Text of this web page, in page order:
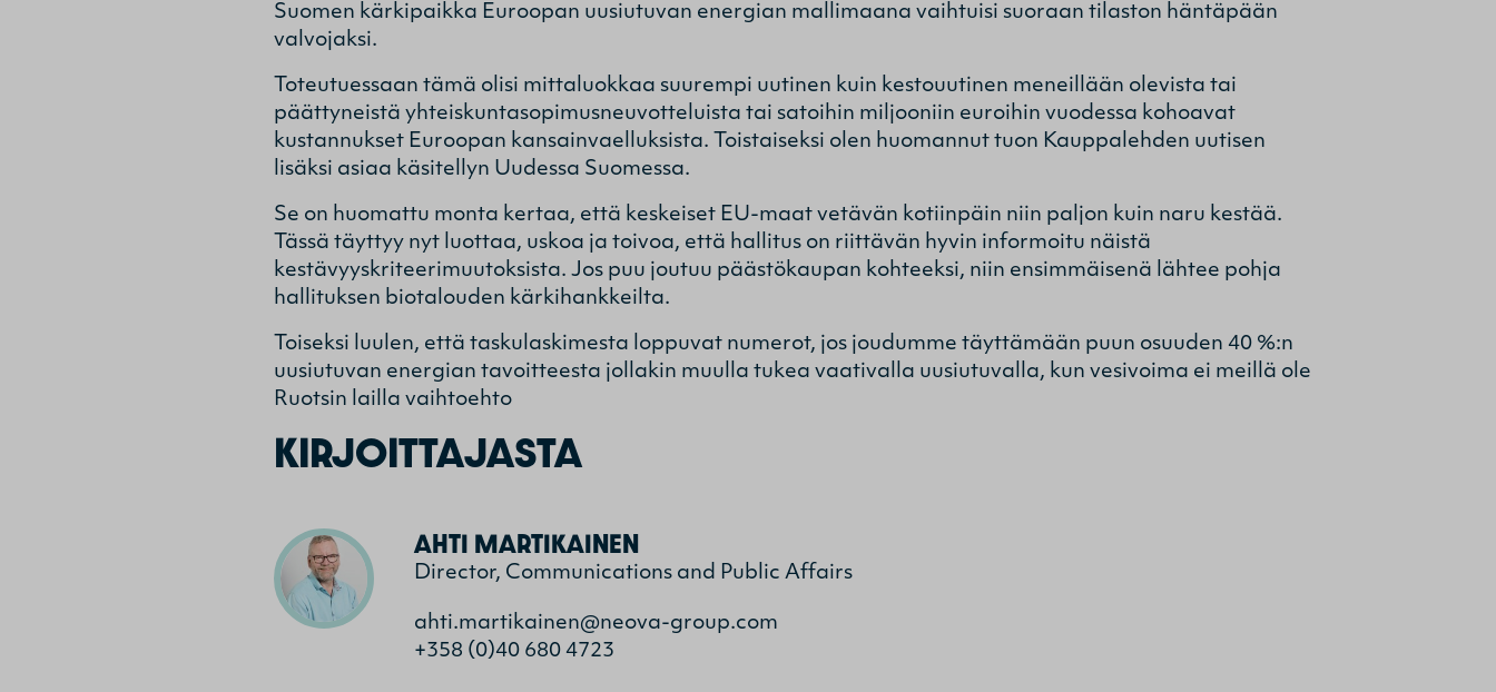
Suomen kärkipaikka Euroopan uusiutuvan energian mallimaana vaihtuisi suoraan tilaston häntäpään
valvojaksi.
Toteutuessaan tämä olisi mittaluokkaa suurempi uutinen kuin kestouutinen meneillään olevista tai
päättyneistä yhteiskuntasopimusneuvotteluista tai satoihin miljooniin euroihin vuodessa kohoavat
kustannukset Euroopan kansainvaelluksista. Toistaiseksi olen huomannut tuon Kauppalehden uutisen
lisäksi asiaa käsitellyn Uudessa Suomessa.
Se on huomattu monta kertaa, että keskeiset EU-maat vetävän kotiinpäin niin paljon kuin naru kestää.
Tässä täyttyy nyt luottaa, uskoa ja toivoa, että hallitus on riittävän hyvin informoitu näistä
kestävyyskriteerimuutoksista. Jos puu joutuu päästökaupan kohteeksi, niin ensimmäisenä lähtee pohja
hallituksen biotalouden kärkihankkeilta.
Toiseksi luulen, että taskulaskimesta loppuvat numerot, jos joudumme täyttämään puun osuuden 40 %:n
uusiutuvan energian tavoitteesta jollakin muulla tukea vaativalla uusiutuvalla, kun vesivoima ei meillä ole
Ruotsin lailla vaihtoehto
KIRJOITTAJASTA
AHTI MARTIKAINEN
Director, Communications and Public Affairs
ahti.martikainen@neova-group.com
+358 (0)40 680 4723